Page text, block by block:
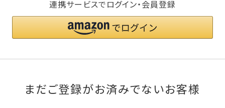
連携サービスでログイン・会員登録
まだご登録がお済みでないお客様